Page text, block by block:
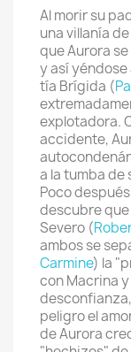
Al morir su
una villanía
que Aurora
y así yéndose
tía Brígida (
explotadora.
accidente,
a la tumba de
Poco
descubre que
Severo (
ambos se
Carmine) la
con Macrina
peligro el
de Aurora